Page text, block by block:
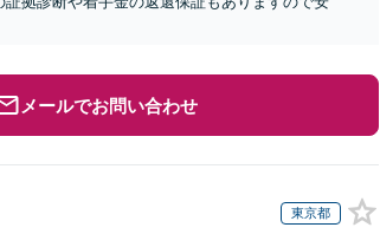
メールでお問い合わせ
東京都